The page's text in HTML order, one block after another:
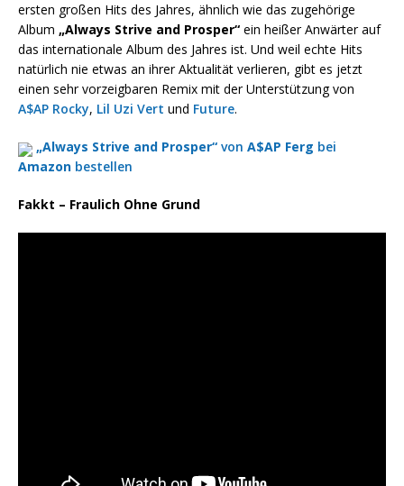
ersten großen Hits des Jahres, ähnlich wie das zugehörige
Album „Always Strive and Prosper“ ein heißer Anwärter auf
das internationale Album des Jahres ist. Und weil echte Hits
natürlich nie etwas an ihrer Aktualität verlieren, gibt es jetzt
einen sehr vorzeigbaren Remix mit der Unterstützung von
A$AP Rocky, Lil Uzi Vert und Future.
„Always Strive and Prosper“ von A$AP Ferg bei
Amazon bestellen
Fakkt – Fraulich Ohne Grund